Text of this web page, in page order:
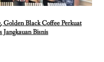
Golden Black Coffee Perkuat
Bisnis